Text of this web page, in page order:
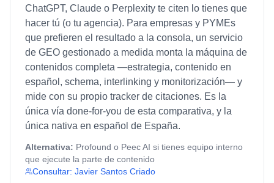
ChatGPT, Claude o Perplexity te citen lo tienes que
hacer tú (o tu agencia). Para empresas y PYMEs
que prefieren el resultado a la consola, un servicio
de GEO gestionado a medida monta la máquina de
contenidos completa —estrategia, contenido en
español, schema, interlinking y monitorización— y
mide con su propio tracker de citaciones. Es la
única vía done-for-you de esta comparativa, y la
única nativa en español de España.
Alternativa: Profound o Peec AI si tienes equipo interno
que ejecute la parte de contenido
Consultar: Javier Santos Criado